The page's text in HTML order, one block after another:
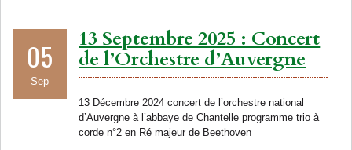
05
Sep
13 Septembre 2025 : Concert
de l’Orchestre d’Auvergne
13 Décembre 2024 concert de l’orchestre national
d’Auvergne à l’abbaye de Chantelle programme trio à
corde n°2 en Ré majeur de Beethoven